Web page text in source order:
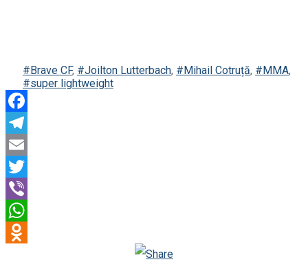
#Brave CF, #Joilton Lutterbach, #Mihail Cotruță, #MMA,
#super lightweight
Odnoklassniki